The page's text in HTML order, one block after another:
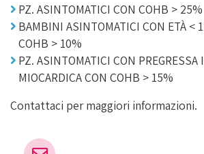
PZ. ASINTOMATICI CON COHB > 25%
BAMBINI ASINTOMATICI CON ETÀ <
COHB > 10%
PZ. ASINTOMATICI CON PREGRESSA
MIOCARDICA CON COHB > 15%
Contattaci per maggiori informazioni.